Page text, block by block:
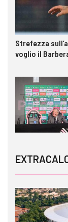
Strefezza
voglio il